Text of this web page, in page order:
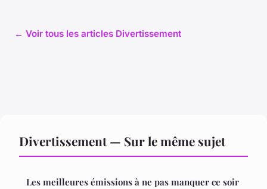
← Voir tous les articles Divertissement
Divertissement — Sur le même sujet
Les meilleures émissions à ne pas manquer ce soir